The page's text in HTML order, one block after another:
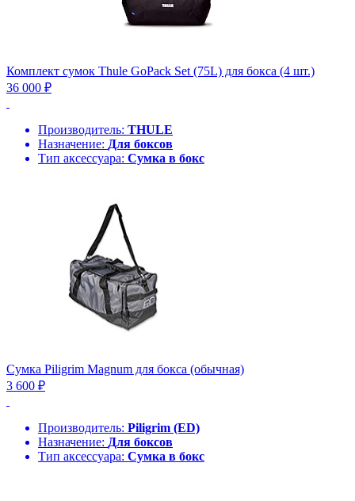
Комплект сумок Thule GoPack Set (75L) для бокса (4 шт.)
36 000 ₽
Производитель: THULE
Назначение: Для боксов
Тип аксессуара: Сумка в бокс
Сумка Piligrim Magnum для бокса (обычная)
3 600 ₽
Производитель: Piligrim (ED)
Назначение: Для боксов
Тип аксессуара: Сумка в бокс